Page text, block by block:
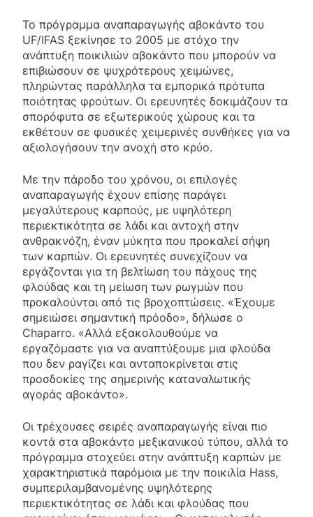
Το πρόγραμμα αναπαραγωγής αβοκάντο του
UF/IFAS ξεκίνησε το 2005 με στόχο την
ανάπτυξη ποικιλιών αβοκάντο που μπορούν να
επιβιώσουν σε ψυχρότερους χειμώνες,
πληρώντας παράλληλα τα εμπορικά πρότυπα
ποιότητας φρούτων. Οι ερευνητές δοκιμάζουν τα
σπορόφυτα σε εξωτερικούς χώρους και τα
εκθέτουν σε φυσικές χειμερινές συνθήκες για να
αξιολογήσουν την ανοχή στο κρύο.
Με την πάροδο του χρόνου, οι επιλογές
αναπαραγωγής έχουν επίσης παράγει
μεγαλύτερους καρπούς, με υψηλότερη
περιεκτικότητα σε λάδι και αντοχή στην
ανθρακνόζη, έναν μύκητα που προκαλεί σήψη
των καρπών. Οι ερευνητές συνεχίζουν να
εργάζονται για τη βελτίωση του πάχους της
φλούδας και τη μείωση των ρωγμών που
προκαλούνται από τις βροχοπτώσεις. «Έχουμε
σημειώσει σημαντική πρόοδο», δήλωσε ο
Chaparro. «Αλλά εξακολουθούμε να
εργαζόμαστε για να αναπτύξουμε μια φλούδα
που δεν ραγίζει και ανταποκρίνεται στις
προσδοκίες της σημερινής καταναλωτικής
αγοράς αβοκάντο».
Οι τρέχουσες σειρές αναπαραγωγής είναι πιο
κοντά στα αβοκάντο μεξικανικού τύπου, αλλά το
πρόγραμμα στοχεύει στην ανάπτυξη καρπών με
χαρακτηριστικά παρόμοια με την ποικιλία Hass,
συμπεριλαμβανομένης υψηλότερης
περιεκτικότητας σε λάδι και φλούδας που